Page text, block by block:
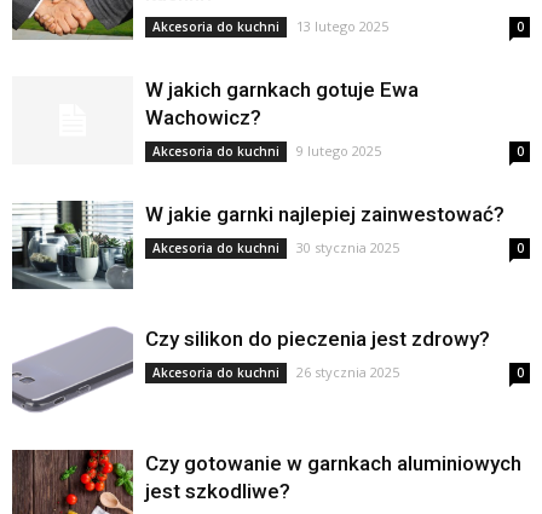
Akcesoria do kuchni 13 lutego 2025 0
W jakich garnkach gotuje Ewa
Wachowicz?
Akcesoria do kuchni 9 lutego 2025 0
W jakie garnki najlepiej zainwestować?
Akcesoria do kuchni 30 stycznia 2025 0
Czy silikon do pieczenia jest zdrowy?
Akcesoria do kuchni 26 stycznia 2025 0
Czy gotowanie w garnkach aluminiowych
jest szkodliwe?